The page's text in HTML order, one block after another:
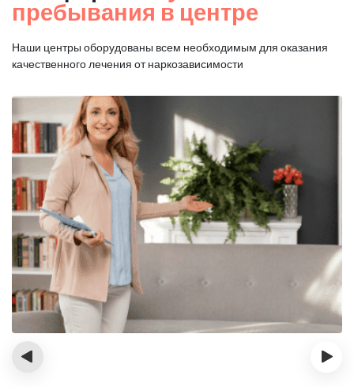
пребывания в центре
Наши центры оборудованы всем необходимым для оказания
качественного лечения от наркозависимости
‹ ›